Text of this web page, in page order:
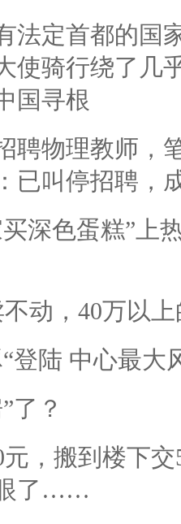
法定首都的国
使骑行绕了几
国寻根
聘物理教师，
已叫停招聘，
深色蛋糕”上
动，40万以
登陆 中心最大
了？
，搬到楼下
了……